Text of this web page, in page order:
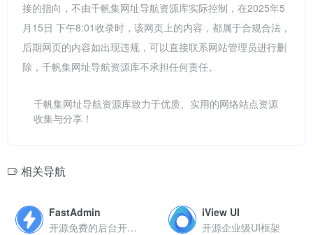
接的指向，不由千帆集网址导航资源库实际控制，在2025年5
月15日 下午8:01收录时，该网页上的内容，都属于合规合法，
后期网页的内容如出现违规，可以直接联系网站管理员进行删
除，千帆集网址导航资源库不承担任何责任。
千帆集网址导航资源库致力于优质、实用的网络站点资源
收集与分享！
相关导航
FastAdmin
开源免费的后台开发框架
iView UI
开源企业级UI框架